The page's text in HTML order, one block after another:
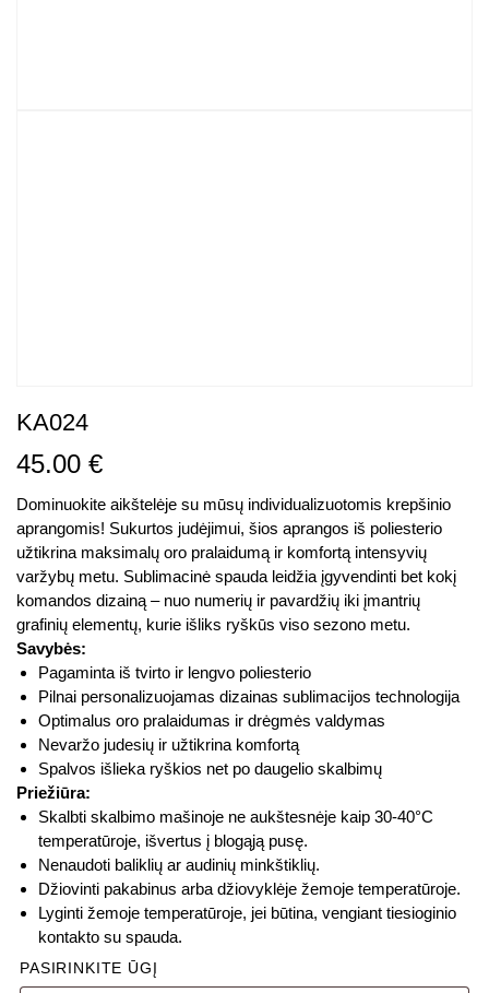
KA024
45.00 €
Dominuokite aikštelėje su mūsų individualizuotomis krepšinio
aprangomis! Sukurtos judėjimui, šios aprangos iš poliesterio
užtikrina maksimalų oro pralaidumą ir komfortą intensyvių
varžybų metu. Sublimacinė spauda leidžia įgyvendinti bet kokį
komandos dizainą – nuo numerių ir pavardžių iki įmantrių
grafinių elementų, kurie išliks ryškūs viso sezono metu.
Savybės:
Pagaminta iš tvirto ir lengvo poliesterio
Pilnai personalizuojamas dizainas sublimacijos technologija
Optimalus oro pralaidumas ir drėgmės valdymas
Nevaržo judesių ir užtikrina komfortą
Spalvos išlieka ryškios net po daugelio skalbimų
Priežiūra:
Skalbti skalbimo mašinoje ne aukštesnėje kaip 30-40°C
temperatūroje, išvertus į blogąją pusę.
Nenaudoti baliklių ar audinių minkštiklių.
Džiovinti pakabinus arba džiovyklėje žemoje temperatūroje.
Lyginti žemoje temperatūroje, jei būtina, vengiant tiesioginio
kontakto su spauda.
PASIRINKITE ŪGĮ